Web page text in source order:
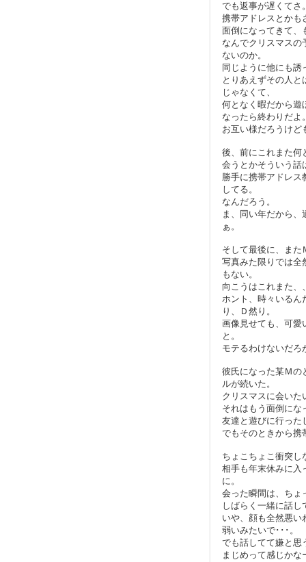
でも返事が遅くてさ
携帯アドレスとかも
面倒になってきて、
なんでクリスマスの
ないのか。
同じように他にも
とりあえずその人
じゃなくて、
何となく暇だから遊
なったら終わりだよ
お互い様だろうけど
後、前にこれまた何
会うとかそういう話
勝手に携帯アドレス
してる。
なんだろう。
ま、同い年だから
ぁ。
そして最後に、また
写真みた限りでは全
もない。
向こうはこれまた、
ホント、時々いるん
り、Ｄ然り。
画像見せても、可愛
と。
モテるわけないだろ
彼氏になった某Ｍの
ルが続いた。
クリスマスに会いた
それはもう面倒にな
友達と遊びに行った
でもそのときから携
ちょこちょこ衝突し
相手も年末休みに入
に。
会った瞬間は、ちょ
しばらく一緒に話し
いや、顔も全然悪い
弱いみたいで･･･。
でも話してて嫌と思
まじめって感じかな